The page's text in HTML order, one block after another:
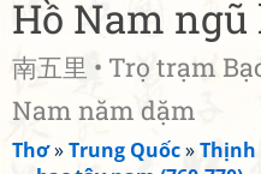
Hồ Nam
南五里 • Trọ trạm
Nam năm dặm
Thơ»Trung Quốc»